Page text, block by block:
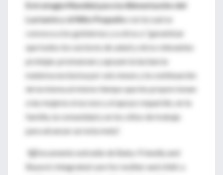
Estrategia Mundial para la Alimentación del
Lactante y el Niño Pequeñocon la cual se
convoca a los gobiernos y a otros a “garantizar
que todos los sectores de salud y otros relevantes
protejan, promuevan y apoyen la lactancia
materna exclusiva por seis meses y la continuación
de la misma al mismo tiempo que les proporcionan
a las mujeres el acceso y el apoyo requerido, en la
familia, la comunidad y en los sitios de trabajo
para alcanzar así esta meta”.
1]Documento extraído de Baby-Friendly and
Beyord. Integrated care for mother and child: a